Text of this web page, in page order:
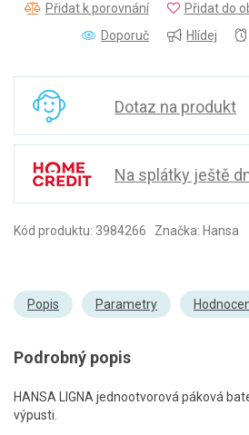
Přidat k porovnání Přidat do
Doporuč
Hlídej
Dotaz na produkt
Na splátky ještě
Kód produktu: 3984266 Značka: Hansa
Popis Parametry
Podrobný popis
HANSA LIGNA jednootvorová páková
výpusti.